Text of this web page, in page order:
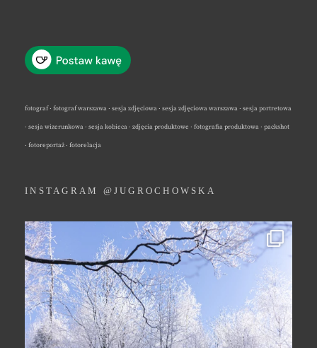
fotograf · fotograf warszawa · sesja zdjęciowa · sesja zdjęciowa warszawa · sesja portretowa
· sesja wizerunkowa · sesja kobieca · zdjęcia produktowe · fotografia produktowa · packshot
· fotoreportaż · fotorelacja
INSTAGRAM @JUGROCHOWSKA